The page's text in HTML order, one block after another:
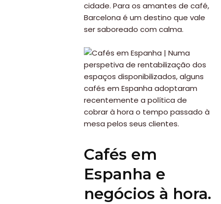
cidade. Para os amantes de café,
Barcelona é um destino que vale
ser saboreado com calma.
Cafés em
Espanha e
negócios à hora.